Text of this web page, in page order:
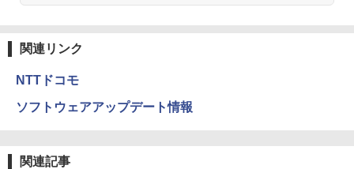
関連リンク
NTTドコモ
ソフトウェアアップデート情報
関連記事